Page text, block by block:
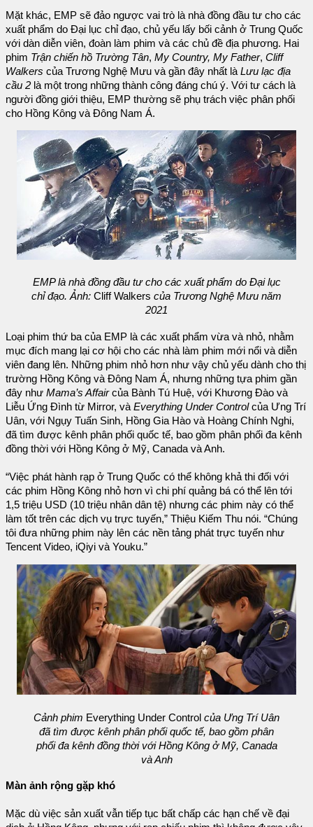
Mặt khác, EMP sẽ đảo ngược vai trò là nhà đồng đầu tư cho các
xuất phẩm do Đại lục chỉ đạo, chủ yếu lấy bối cảnh ở Trung Quốc
với dàn diễn viên, đoàn làm phim và các chủ đề địa phương. Hai
phim Trận chiến hồ Trường Tân, My Country, My Father, Cliff
Walkers của Trương Nghệ Mưu và gần đây nhất là Lưu lạc địa
cầu 2 là một trong những thành công đáng chú ý. Với tư cách là
người đồng giới thiệu, EMP thường sẽ phụ trách việc phân phối
cho Hồng Kông và Đông Nam Á.
EMP là nhà đồng đầu tư cho các xuất phẩm do Đại lục
chỉ đạo. Ảnh: Cliff Walkers của Trương Nghệ Mưu năm
2021
Loại phim thứ ba của EMP là các xuất phẩm vừa và nhỏ, nhằm
mục đích mang lại cơ hội cho các nhà làm phim mới nổi và diễn
viên đang lên. Những phim nhỏ hơn như vậy chủ yếu dành cho thị
trường Hồng Kông và Đông Nam Á, nhưng những tựa phim gần
đây như Mama’s Affaircủa Bành Tú Huệ, với Khương Đào và
Liễu Ứng Đình từ Mirror, và Everything Under Controlcủa Ưng Trí
Uân, với Ngụy Tuấn Sinh, Hồng Gia Hào và Hoàng Chính Nghi,
đã tìm được kênh phân phối quốc tế, bao gồm phân phối đa kênh
đồng thời với Hồng Kông ở Mỹ, Canada và Anh.
“Việc phát hành rạp ở Trung Quốc có thể không khả thi đối với
các phim Hồng Kông nhỏ hơn vì chi phí quảng bá có thể lên tới
1,5 triệu USD (10 triệu nhân dân tệ) nhưng các phim này có thể
làm tốt trên các dịch vụ trực tuyến,” Thiệu Kiếm Thu nói. “Chúng
tôi đưa những phim này lên các nền tảng phát trực tuyến như
Tencent Video, iQiyi và Youku.”
Cảnh phim Everything Under Control của Ưng Trí Uân
đã tìm được kênh phân phối quốc tế, bao gồm phân
phối đa kênh đồng thời với Hồng Kông ở Mỹ, Canada
và Anh
Màn ảnh rộng gặp khó
Mặc dù việc sản xuất vẫn tiếp tục bất chấp các hạn chế về đại